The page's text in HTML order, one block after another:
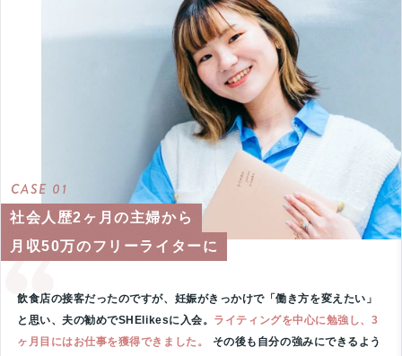
CASE 01
社会人歴2ヶ月の主婦から
月収50万のフリーライターに
飲食店の接客だったのですが、妊娠がきっかけで「働き方を変えたい」
と思い、夫の勧めでSHElikesに入会。 ライティングを中心に勉強し、3
ヶ月目にはお仕事を獲得できました。
その後も自分の強みにできるよう